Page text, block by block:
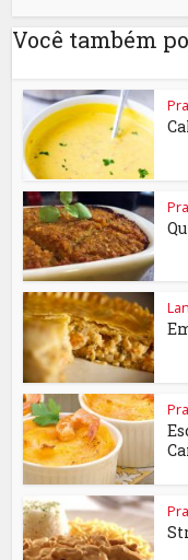
Você também